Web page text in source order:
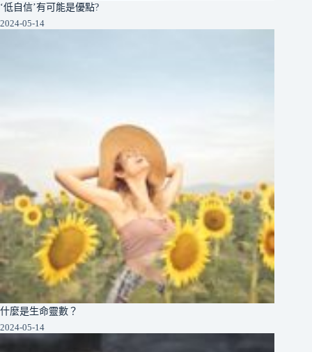
‘低自信’有可能是優點?
2024-05-14
什麼是生命靈數？
2024-05-14